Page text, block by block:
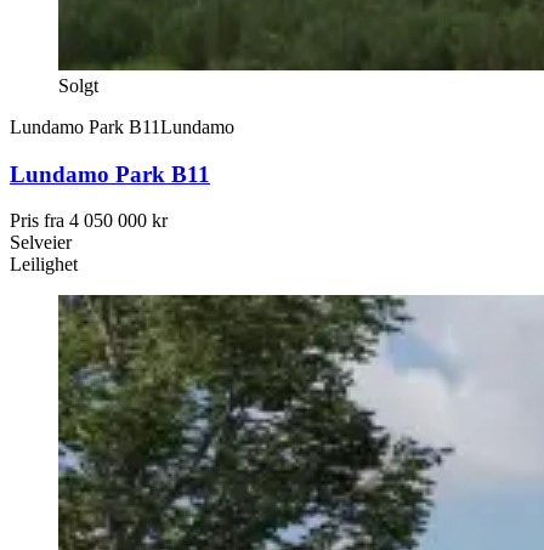
Solgt
Lundamo Park B11Lundamo
Lundamo Park B11
Pris fra 4 050 000 kr
Selveier
Leilighet